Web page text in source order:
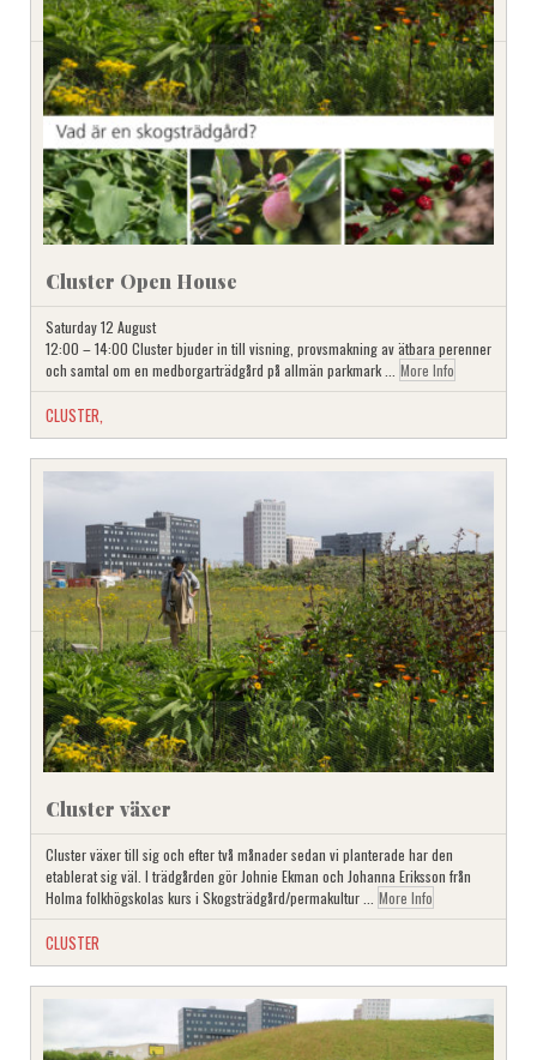
Cluster Open House
Saturday 12 August
12:00 – 14:00 Cluster bjuder in till visning, provsmakning av ätbara perenner
och samtal om en medborgarträdgård på allmän parkmark ... More Info
CLUSTER
Cluster växer
Cluster växer till sig och efter två månader sedan vi planterade har den
etablerat sig väl. I trädgården gör Johnie Ekman och Johanna Eriksson från
Holma folkhögskolas kurs i Skogsträdgård/permakultur ... More Info
CLUSTER